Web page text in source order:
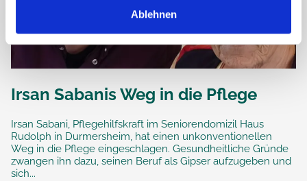
Ablehnen
Irsan Sabanis Weg in die Pflege
Irsan Sabani, Pflegehilfskraft im Seniorendomizil Haus
Rudolph in Durmersheim, hat einen unkonventionellen
Weg in die Pflege eingeschlagen. Gesundheitliche Gründe
zwangen ihn dazu, seinen Beruf als Gipser aufzugeben und
sich...